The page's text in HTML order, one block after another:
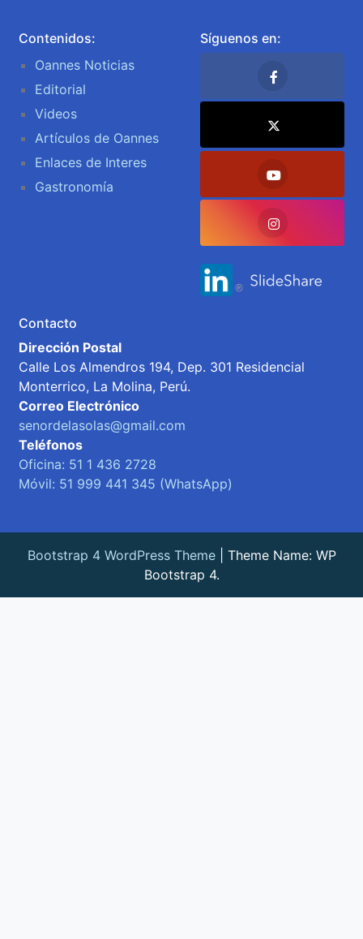
Contenidos:
Oannes Noticias
Editorial
Videos
Artículos de Oannes
Enlaces de Interes
Gastronomía
Síguenos en:
Contacto
Dirección Postal
Calle Los Almendros 194, Dep. 301 Residencial
Monterrico, La Molina, Perú.
Correo Electrónico
senordelasolas@gmail.com
Teléfonos
Oficina: 51 1 436 2728
Móvil: 51 999 441 345 (WhatsApp)
Bootstrap 4 WordPress Theme
Theme Name: WP
Bootstrap 4.